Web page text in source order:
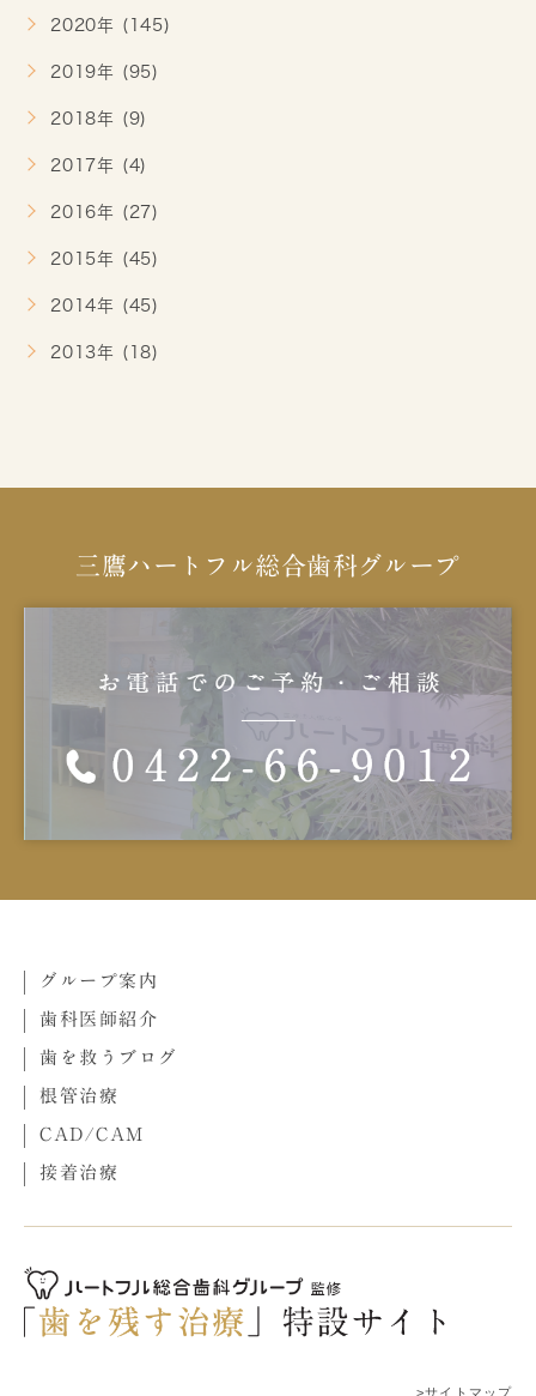
2020年 (145)
2019年 (95)
2018年 (9)
2017年 (4)
2016年 (27)
2015年 (45)
2014年 (45)
2013年 (18)
三鷹ハートフル総合歯科グループ
グループ案内
歯科医師紹介
歯を救うブログ
根管治療
CAD/CAM
接着治療
>サイトマップ